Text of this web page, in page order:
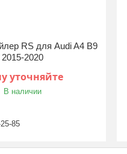
RS для Audi A4 B9
2015-2020
уточняйте
В наличии
85